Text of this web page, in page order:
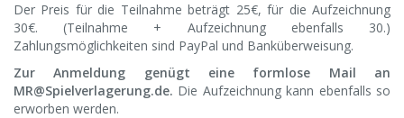
Der Preis für die Teilnahme beträgt 25€, für die Aufzeichnung
30€. (Teilnahme + Aufzeichnung ebenfalls 30.)
Zahlungsmöglichkeiten sind PayPal und Banküberweisung.
Zur Anmeldung genügt eine formlose Mail an
MR@Spielverlagerung.de. Die Aufzeichnung kann ebenfalls so
erworben werden.